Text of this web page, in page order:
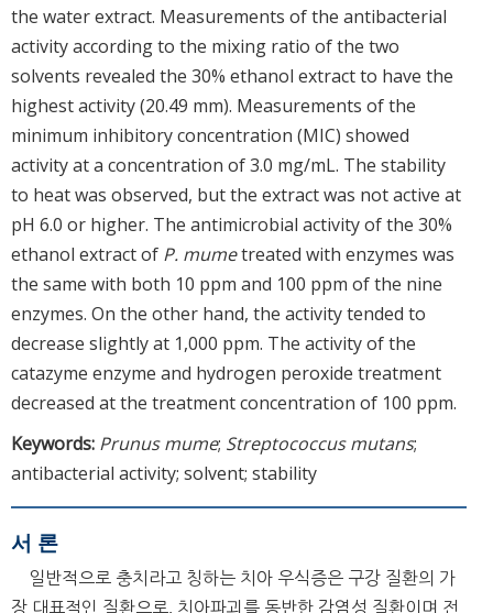
the water extract. Measurements of the antibacterial
activity according to the mixing ratio of the two
solvents revealed the 30% ethanol extract to have the
highest activity (20.49 mm). Measurements of the
minimum inhibitory concentration (MIC) showed
activity at a concentration of 3.0 mg/mL. The stability
to heat was observed, but the extract was not active at
pH 6.0 or higher. The antimicrobial activity of the 30%
ethanol extract of P. mumetreated with enzymes was
the same with both 10 ppm and 100 ppm of the nine
enzymes. On the other hand, the activity tended to
decrease slightly at 1,000 ppm. The activity of the
catazyme enzyme and hydrogen peroxide treatment
decreased at the treatment concentration of 100 ppm.
Keywords: Prunus mume; Streptococcus mutans;
antibacterial activity; solvent; stability
서 론
일반적으로 충치라고 칭하는 치아 우식증은 구강 질환의 가
장 대표적인 질환으로, 치아파괴를 동반한 감염성 질환이며 전